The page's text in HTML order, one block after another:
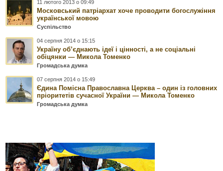
11 лютого 2013 о 09:49
Московський патріархат хоче проводити богослужіння
української мовою
Суспільство
04 серпня 2014 о 15:15
Україну об’єднають ідеї і цінності, а не соціальні
обіцянки — Микола Томенко
Громадська думка
07 серпня 2014 о 15:49
Єдина Помісна Православна Церква – один із головних
пріоритетів сучасної України — Микола Томенко
Громадська думка